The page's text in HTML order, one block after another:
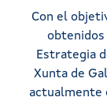
Con el
Estrategia
Xunta de
actualmente